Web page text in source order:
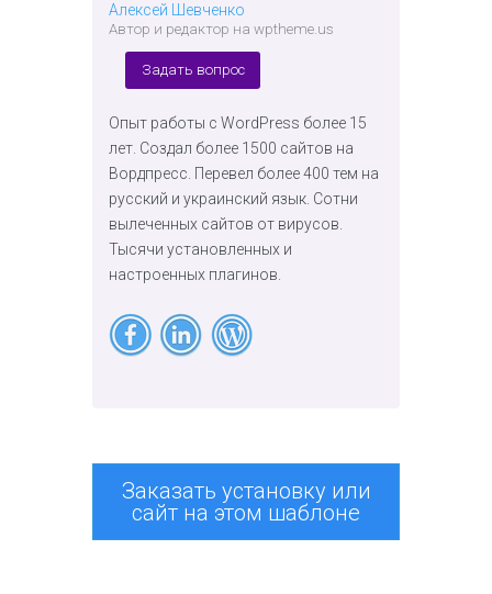
Алексей Шевченко
Автор и редактор на wptheme.us
Задать вопрос
Опыт работы с WordPress более 15
лет. Создал более 1500 сайтов на
Вордпресс. Перевел более 400 тем на
русский и украинский язык. Сотни
вылеченных сайтов от вирусов.
Тысячи установленных и
настроенных плагинов.
Заказать установку или
сайт на этом шаблоне